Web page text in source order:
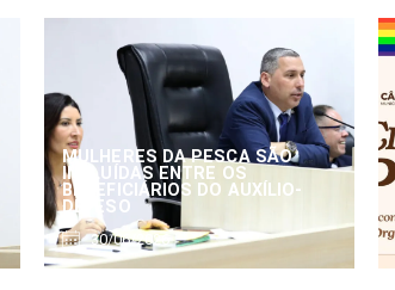
MULHERES DA PESCA SÃO
INCLUÍDAS ENTRE OS
BENEFICIÁRIOS DO AUXÍLIO-
DEFESO
30/06/2026